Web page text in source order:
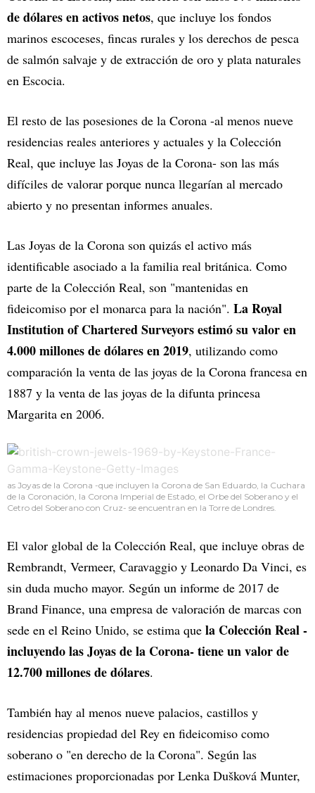
de dólares en activos netos, que incluye los fondos
marinos escoceses, fincas rurales y los derechos de pesca
de salmón salvaje y de extracción de oro y plata naturales
en Escocia.
El resto de las posesiones de la Corona -al menos nueve
residencias reales anteriores y actuales y la Colección
Real, que incluye las Joyas de la Corona- son las más
difíciles de valorar porque nunca llegarían al mercado
abierto y no presentan informes anuales.
Las Joyas de la Corona son quizás el activo más
identificable asociado a la familia real británica. Como
parte de la Colección Real, son "mantenidas en
fideicomiso por el monarca para la nación". La Royal
Institution of Chartered Surveyors estimó su valor en
4.000 millones de dólares en 2019, utilizando como
comparación la venta de las joyas de la Corona francesa en
1887 y la venta de las joyas de la difunta princesa
Margarita en 2006.
as Joyas de la Corona -que incluyen la Corona de San Eduardo, la Cuchara
de la Coronación, la Corona Imperial de Estado, el Orbe del Soberano y el
Cetro del Soberano con Cruz- se encuentran en la Torre de Londres.
El valor global de la Colección Real, que incluye obras de
Rembrandt, Vermeer, Caravaggio y Leonardo Da Vinci, es
sin duda mucho mayor. Según un informe de 2017 de
Brand Finance, una empresa de valoración de marcas con
sede en el Reino Unido, se estima que la Colección Real -
incluyendo las Joyas de la Corona- tiene un valor de
12.700 millones de dólares.
También hay al menos nueve palacios, castillos y
residencias propiedad del Rey en fideicomiso como
soberano o "en derecho de la Corona". Según las
estimaciones proporcionadas por Lenka Dušková Munter,